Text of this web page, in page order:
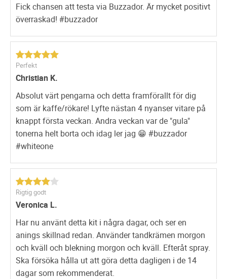
Fick chansen att testa via Buzzador. Är mycket positivt
överraskad! #buzzador
Perfekt
Christian K.
Absolut värt pengarna och detta framförallt för dig
som är kaffe/rökare! Lyfte nästan 4 nyanser vitare på
knappt första veckan. Andra veckan var de "gula"
tonerna helt borta och idag ler jag 😁 #buzzador
#whiteone
Rigtig godt
Veronica L.
Har nu använt detta kit i några dagar, och ser en
anings skillnad redan. Använder tandkrämen morgon
och kväll och blekning morgon och kväll. Efteråt spray.
Ska försöka hålla ut att göra detta dagligen i de 14
dagar som rekommenderat.